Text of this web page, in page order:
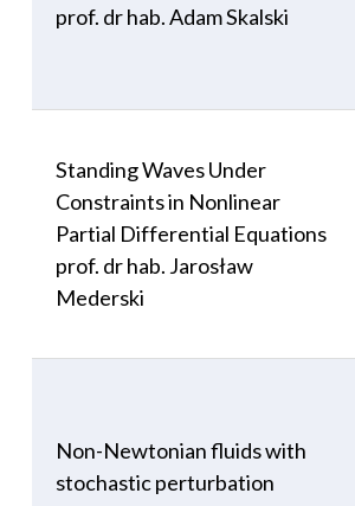
prof. dr hab. Adam Skalski
Standing Waves Under
Constraints in Nonlinear
Partial Differential Equations
prof. dr hab. Jarosław
Mederski
Non-Newtonian fluids with
stochastic perturbation